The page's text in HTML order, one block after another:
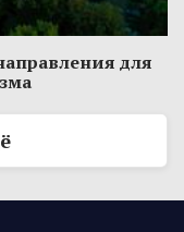
для